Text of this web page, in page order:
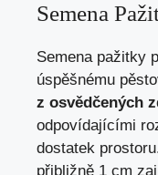
Semena
Semena pažitky
úspěšnému
z osvědčených
odpovídajícími
dostatek
přibližně 1 cm